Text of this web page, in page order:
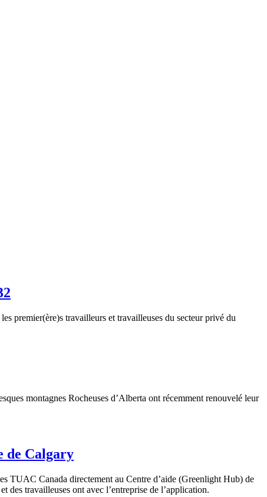
premier(ère)s travailleurs et travailleuses du secteur privé du
montagnes Rocheuses d’Alberta ont récemment renouvelé leur
de Calgary
TUAC Canada directement au Centre d’aide (Greenlight Hub) de
des travailleuses ont avec l’entreprise de l’application.